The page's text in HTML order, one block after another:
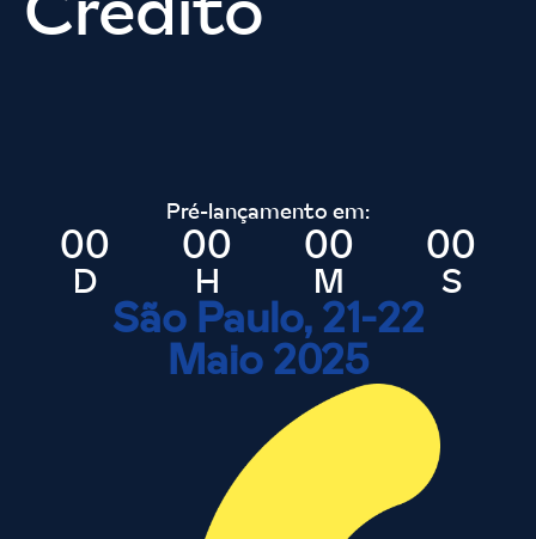
Crédito
Pré-lançamento em:
00
D
00
H
00
M
00
S
São Paulo, 21-22
Maio 2025